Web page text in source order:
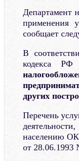
Департамент
применения
сообщает
В
кодекса
других
Перечень
населению ОК
от 28.06.1993